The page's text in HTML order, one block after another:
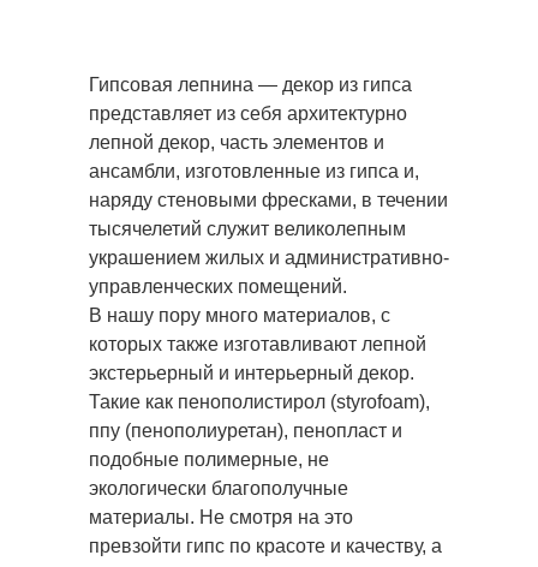
Гипсовая лепнина — декор из гипса
представляет из себя архитектурно
лепной декор, часть элементов и
ансамбли, изготовленные из гипса и,
наряду стеновыми фресками, в течении
тысячелетий служит великолепным
украшением жилых и административно-
управленческих помещений.
В нашу пору много материалов, с
которых также изготавливают лепной
экстерьерный и интерьерный декор.
Такие как пенополистирол (styrofoam),
ппу (пенополиуретан), пенопласт и
подобные полимерные, не
экологически благополучные
материалы. Не смотря на это
превзойти гипс по красоте и качеству, а